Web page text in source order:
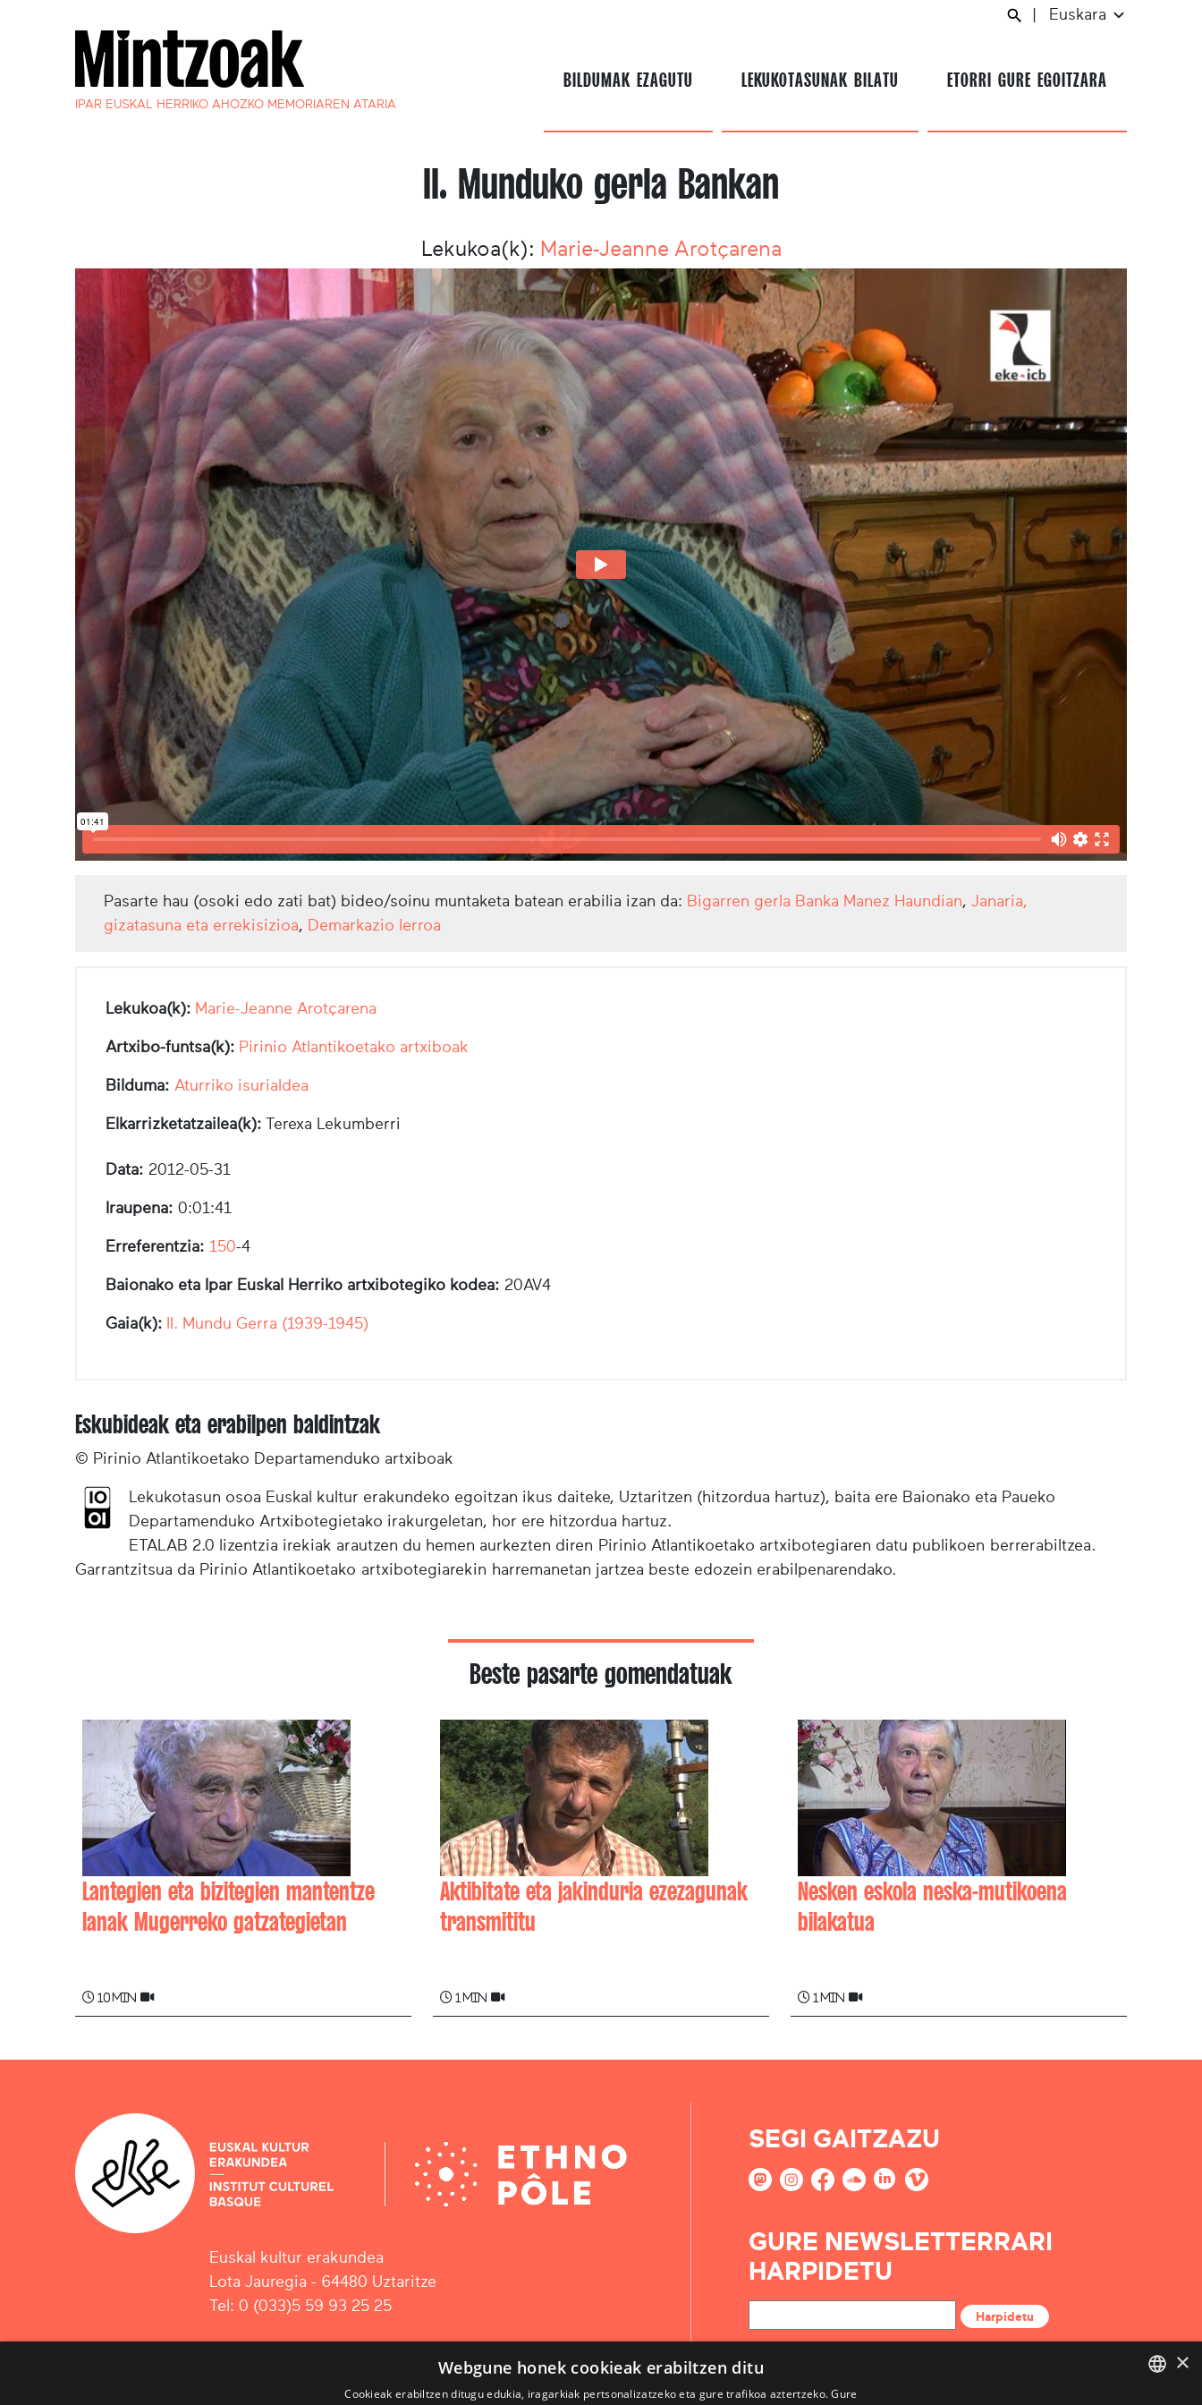
IPAR EUSKAL HERRIKO AHOZKO MEMORIAREN ATARIA
Euskara
BILDUMAK EZAGUTU LEKUKOTASUNAK BILATU ETORRI GURE EGOITZARA
II. Munduko gerla Bankan
Lekukoa(k): Marie-­Jeanne Arotçarena
Pasarte hau (osoki edo zati bat) bideo/soinu muntaketa batean erabilia izan da: Bigarren gerla Banka Manez Haundian, Janaria,
gizatasuna eta errekisizioa, Demarkazio lerroa
Lekukoa(k): Marie-­Jeanne Arotçarena
Artxibo-funtsa(k): Pirinio Atlantikoetako artxiboak
Bilduma: Aturriko isurialdea
Elkarrizketatzailea(k): Terexa Lekumberri
Data: 2012-05-31
Iraupena: 0:01:41
Erreferentzia: 150-4
Baionako eta Ipar Euskal Herriko artxibotegiko kodea: 20AV4
Gaia(k): II. Mundu Gerra (1939-1945)
Eskubideak eta erabilpen baldintzak
© Pirinio Atlantikoetako Departamenduko artxiboak
Lekukotasun osoa Euskal kultur erakundeko egoitzan ikus daiteke, Uztaritzen (hitzordua hartuz), baita ere Baionako eta Paueko
Departamenduko Artxibotegietako irakurgeletan, hor ere hitzordua hartuz.
ETALAB 2.0 lizentzia irekiak arautzen du hemen aurkezten diren Pirinio Atlantikoetako artxibotegiaren datu publikoen berrerabiltzea.
Garrantzitsua da Pirinio Atlantikoetako artxibotegiarekin harremanetan jartzea beste edozein erabilpenarendako.
Beste pasarte gomendatuak
Lantegien eta bizitegien mantentze
lanak Mugerreko gatzategietan
10 min
Aktibitate eta jakinduria ezezagunak
transmititu
1 min
Nesken eskola neska-mutikoena
bilakatua
1 min
Euskal kultur erakundea
Lota Jauregia - 64480 Uztaritze
Tel: 0 (033)5 59 93 25 25
SEGI GAITZAZU
GURE NEWSLETTERRARI
HARPIDETU
Harpidetu
×
Webgune honek cookieak erabiltzen ditu
Cookieak erabiltzen ditugu edukia, iragarkiak pertsonalizatzeko eta gure trafikoa aztertzeko. Gure